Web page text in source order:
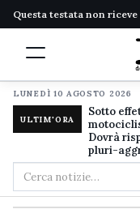
Questa testata non
LUNEDÌ 10 AGOSTO 2026
ULTIM'ORA
Sotto
Dovrà
pluri-
Cerca
nel
sito